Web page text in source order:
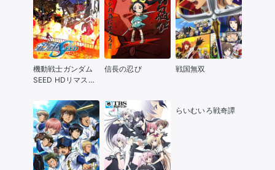
機動戦士ガンダム
SEED HDリマスタ
信長の忍び 戦国無双
らいむいろ戦奇譚